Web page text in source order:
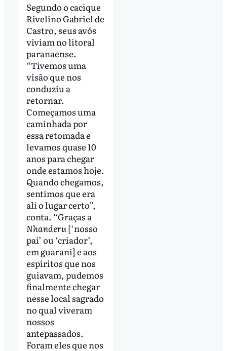
Segundo o cacique
Rivelino Gabriel de
Castro, seus avós
viviam no litoral
paranaense.
“Tivemos uma
visão que nos
conduziu a
retornar.
Começamos uma
caminhada por
essa retomada e
levamos quase 10
anos para chegar
onde estamos hoje.
Quando chegamos,
sentimos que era
ali o lugar certo”,
conta. “Graças a
Nhanderu[‘nosso
pai’ ou ‘criador’,
em guarani] e aos
espíritos que nos
guiavam, pudemos
finalmente chegar
nesse local sagrado
no qual viveram
nossos
antepassados.
Foram eles que nos